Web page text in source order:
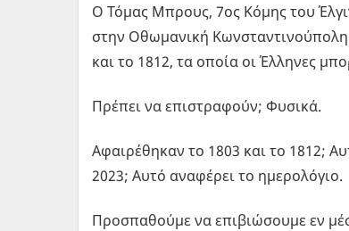
Ο Τόμας Μπρους, 7ος Κόμης του
στην Οθωμανική
και το 1812, τα οποία οι Έλληνες
Πρέπει να επιστραφούν; Φυσικά.
Αφαιρέθηκαν το 1803 και το 1812;
2023; Αυτό αναφέρει το ημερολόγιο.
Προσπαθούμε να επιβιώσουμε εν